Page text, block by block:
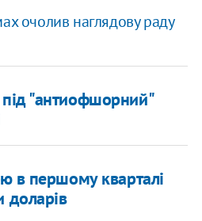
очолив наглядову раду
під "антиофшорний"
в першому кварталі
доларів